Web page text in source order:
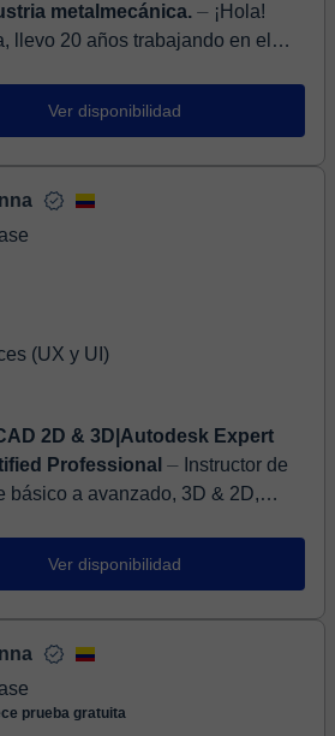
metalmecánica. ⏤ ¡Hola!
llevo 20 años trabajando en el
en el desarrollo...
Ver disponibilidad
(UX y UI)
2D & 3D|Autodesk Expert
Professional ⏤ Instructor de
básico a avanzado, 3D & 2D,
desde ase...
Ver disponibilidad
prueba gratuita